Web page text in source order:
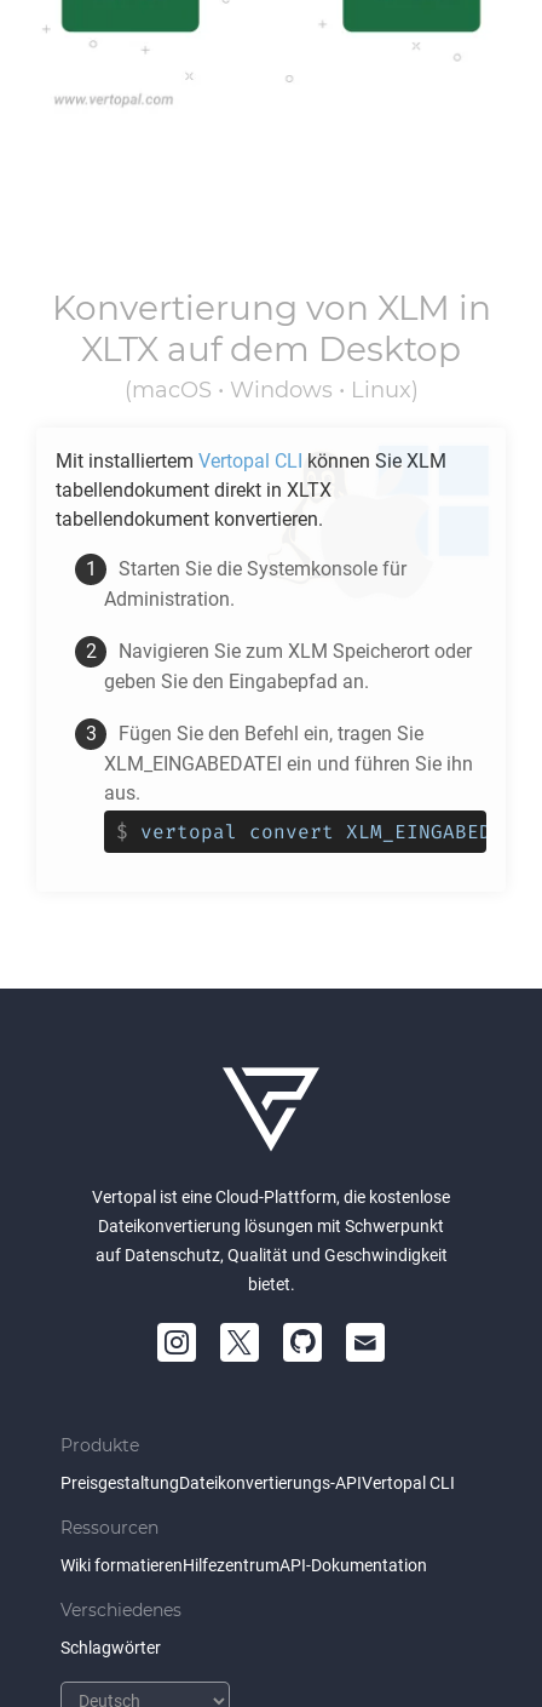
Konvertierung von XLM in
XLTX auf dem Desktop
(macOS • Windows • Linux)
Mit installiertem Vertopal CLI können Sie XLM
tabellendokument direkt in XLTX
tabellendokument konvertieren.
Starten Sie die Systemkonsole für
Administration.
Navigieren Sie zum XLM Speicherort oder
geben Sie den Eingabepfad an.
Fügen Sie den Befehl ein, tragen Sie
XLM_EINGABEDATEI ein und führen Sie ihn
aus.
$ vertopal convert
Vertopal ist eine Cloud-Plattform, die kostenlose
Dateikonvertierung lösungen mit Schwerpunkt
auf Datenschutz, Qualität und Geschwindigkeit
bietet.
Produkte
PreisgestaltungDateikonvertierungs-APIVertopal CLI
Ressourcen
Wiki formatierenHilfezentrumAPI-Dokumentation
Verschiedenes
Schlagwörter